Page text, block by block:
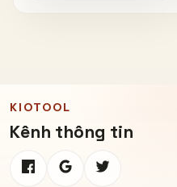
KIOTOOL
Kênh thông tin